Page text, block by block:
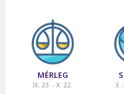
MÉRLEG
IX. 23. - X. 22. X.